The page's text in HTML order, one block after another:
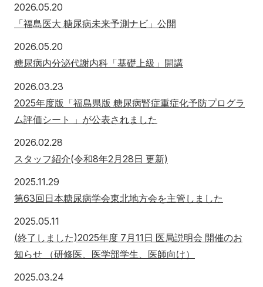
同門会
講座へのお問合せ
アクセス お問い合わせ
2026.05.20
「福島医大 糖尿病未来予測ナビ」公開
2026.05.20
糖尿病内分泌代謝内科「基礎上級」開講
2026.03.23
2025年度版「福島県版 糖尿病腎症重症化予防プログラ
ム評価シート 」が公表されました
2026.02.28
スタッフ紹介(令和8年2月28日 更新)
2025.11.29
第63回日本糖尿病学会東北地方会を主管しました
2025.05.11
(終了しました)2025年度 7月11日 医局説明会 開催のお
知らせ （研修医、医学部学生、医師向け）
2025.03.24